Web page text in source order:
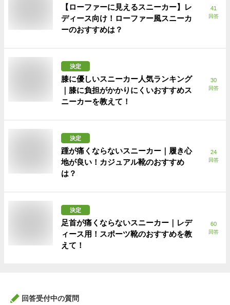
【ローファーに見えるスニーカー】レ
ディース向け！ローファー風スニーカ
ーのおすすめは？
41
回答
決定
膝に優しいスニーカー人気ランキング
｜膝に負担がかかりにくいおすすめス
ニーカーを教えて！
30
回答
決定
踵が痛くならないスニーカー｜履き心
地が良い！カジュアル靴のおすすめ
は？
24
回答
決定
足首が痛くならないスニーカー｜レデ
ィース用！スポーツ靴のおすすめを教
えて！
60
回答
回答受付中の質問